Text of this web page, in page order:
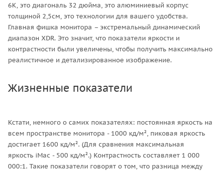
6К, это диагональ 32 дюйма, это алюминиевый корпус
толщиной 2,5см, это технологии для вашего удобства.
Главная фишка монитора – экстремальный динамический
диапазон XDR. Это значит, что показатели яркости и
контрастности были увеличены, чтобы получить максимально
реалистичное и детализированное изображение.
Жизненные показатели
Кстати, немного о самих показателях: постоянная яркость на
всем пространстве монитора - 1000 кд/м², пиковая яркость
достигает 1600 кд/м². (Для сравнения максимальная
яркость iMac - 500 кд/м².) Контрастность составляет 1 000
000:1. Такие показатели говорят о том, что разница между